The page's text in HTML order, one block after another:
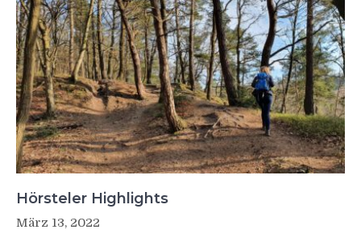
Hörsteler Highlights
März 13, 2022